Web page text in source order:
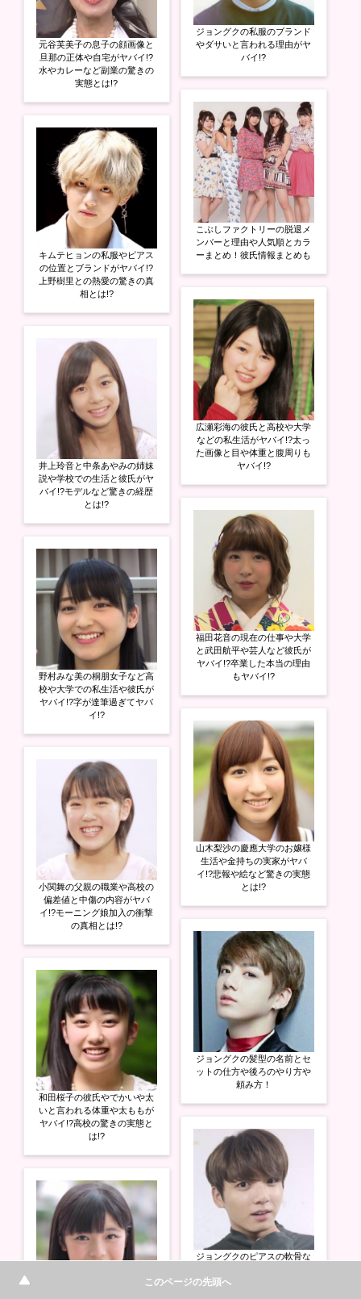
元谷芙美子の息子の顔画像と
旦那の正体や自宅がヤバイ!?
水やカレーなど副業の驚きの
実態とは!?
キムテヒョンの私服やピアス
の位置とブランドがヤバイ!?
上野樹里との熱愛の驚きの真
相とは!?
井上玲音と中条あやみの姉妹
説や学校での生活と彼氏がヤ
バイ!?モデルなど驚きの経歴
とは!?
野村みな美の桐朋女子など高
校や大学での私生活や彼氏が
ヤバイ!?字が達筆過ぎてヤバ
イ!?
小関舞の父親の職業や高校の
偏差値と中傷の内容がヤバ
イ!?モーニング娘加入の衝撃
の真相とは!?
和田桜子の彼氏やでかいや太
いと言われる体重や太ももが
ヤバイ!?高校の驚きの実態と
は!?
ジョングクの私服のブランド
やダサいと言われる理由がヤ
バイ!?
こぶしファクトリーの脱退メ
ンバーと理由や人気順とカラ
ーまとめ！彼氏情報まとめも
広瀬彩海の彼氏と高校や大学
などの私生活がヤバイ!?太っ
た画像と目や体重と腹周りも
ヤバイ!?
福田花音の現在の仕事や大学
と武田航平や芸人など彼氏が
ヤバイ!?卒業した本当の理由
もヤバイ!?
山木梨沙の慶應大学のお嬢様
生活や金持ちの実家がヤバ
イ!?悲報や絵など驚きの実態
とは!?
ジョングクの髪型の名前とセ
ットの仕方や後ろのやり方や
頼み方！
ジョングクのピアスの軟骨な
このページの先頭へ